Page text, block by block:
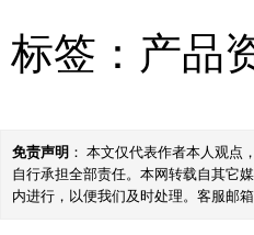
标签： 产品
免责声明 ： 本文仅代表作者本人观
自行承担全部责任。本网转载自其它
内进行，以便我们及时处理。客服邮